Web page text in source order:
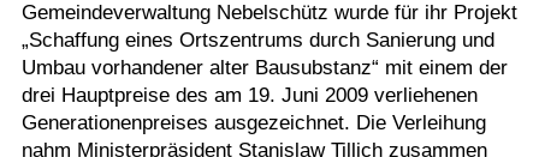
Verkehr
Gesundheit
Kultur
Sport
Gemeindeverwaltung Nebelschütz wurde für ihr Projekt
„Schaffung eines Ortszentrums durch Sanierung und
Umbau vorhandener alter Bausubstanz“ mit einem der
drei Hauptpreise des am 19. Juni 2009 verliehenen
Generationenpreises ausgezeichnet. Die Verleihung
nahm Ministerpräsident Stanislaw Tillich zusammen